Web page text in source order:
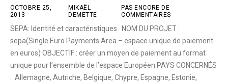
OCTOBRE 25,
2013
MIKAËL
DEMETTE
PAS ENCORE DE
COMMENTAIRES
SEPA: Identité et caractéristiques NOM DU PROJET :
sepa(Single Euro Payments Area – espace unique de paiement
en euros) OBJECTIF : créer un moyen de paiement au format
unique pour l’ensemble de l’espace Européen PAYS CONCERNÉS
: Allemagne, Autriche, Belgique, Chypre, Espagne, Estonie,